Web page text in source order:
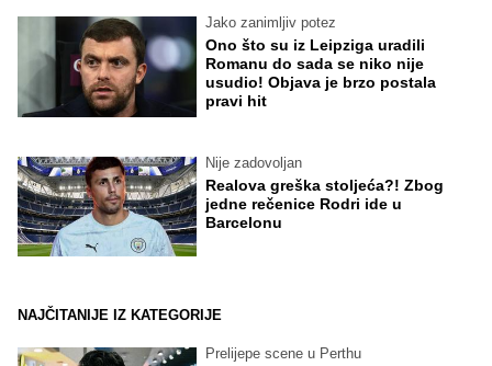
Jako zanimljiv potez
Ono što su iz Leipziga uradili
Romanu do sada se niko nije
usudio! Objava je brzo postala
pravi hit
Nije zadovoljan
Realova greška stoljeća?! Zbog
jedne rečenice Rodri ide u
Barcelonu
NAJČITANIJE IZ KATEGORIJE
Prelijepe scene u Perthu